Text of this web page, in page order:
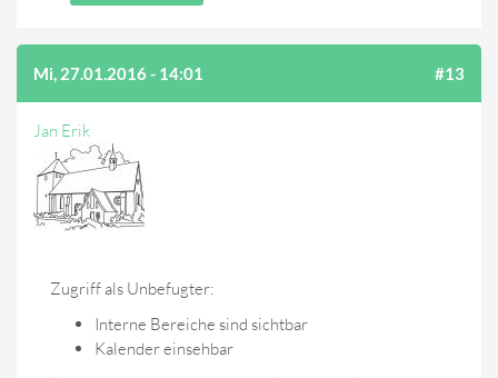
Mi, 27.01.2016 - 14:01 #13
Jan Erik
Zugriff als Unbefugter:
Interne Bereiche sind sichtbar
Kalender einsehbar